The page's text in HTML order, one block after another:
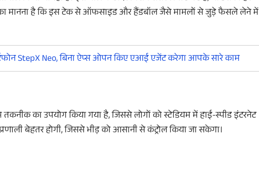
का मानना है कि इस टेक से ऑफसाइड और हैंडबॉल जैसे मामलों से जुड़े फैसले लेने में
StepX Neo, बिना ऐप्स ओपन किए एआई एजेंट करेगा आपके सारे काम
का उपयोग किया गया है, जिससे लोगों को स्टेडियम में हाई-स्पीड इंटरनेट
बेहतर होगी, जिससे भीड़ को आसानी से कंट्रोल किया जा सकेगा।